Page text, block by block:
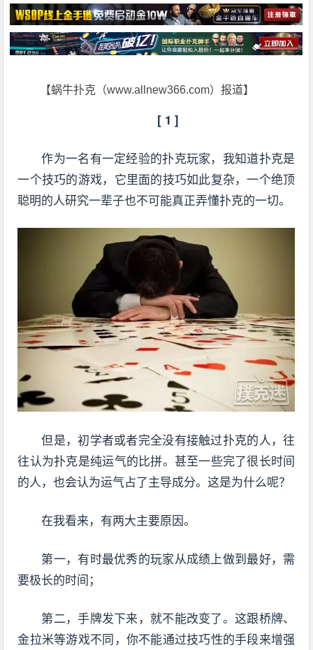
【蜗牛扑克（www.allnew366.com）报道】
[ 1 ]
作为一名有一定经验的扑克玩家，我知道扑克是
一个技巧的游戏，它里面的技巧如此复杂，一个绝顶
聪明的人研究一辈子也不可能真正弄懂扑克的一切。
但是，初学者或者完全没有接触过扑克的人，往
往认为扑克是纯运气的比拼。甚至一些完了很长时间
的人，也会认为运气占了主导成分。这是为什么呢？
在我看来，有两大主要原因。
第一，有时最优秀的玩家从成绩上做到最好，需
要极长的时间；
第二，手牌发下来，就不能改变了。这跟桥牌、
金拉米等游戏不同，你不能通过技巧性的手段来增强